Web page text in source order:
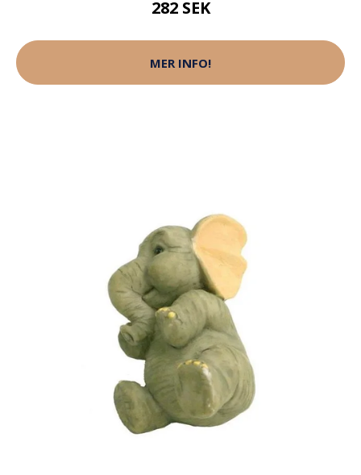
282 SEK
MER INFO!